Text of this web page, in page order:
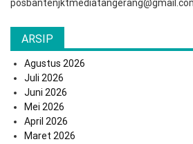
ARSIP
Agustus 2026
Juli 2026
Juni 2026
Mei 2026
April 2026
Maret 2026